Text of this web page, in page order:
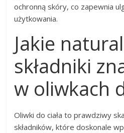
ochronną skóry, co zapewnia
użytkowania.
Jakie
składniki
w oliwkach
Oliwki do ciała to prawdziwy
składników, które doskonale